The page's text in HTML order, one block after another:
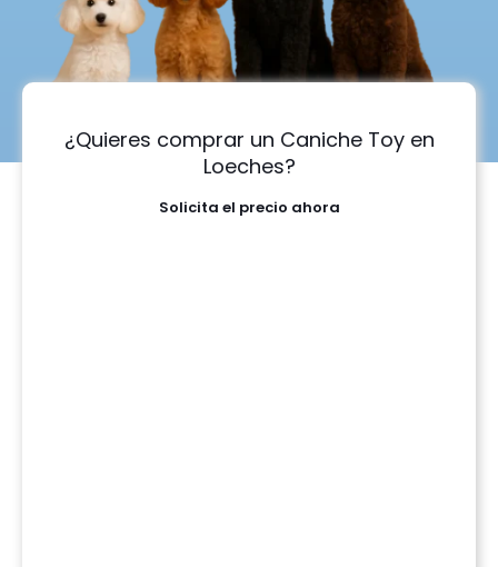
¿Quieres comprar un Caniche Toy en
Loeches?
Solicita el precio ahora